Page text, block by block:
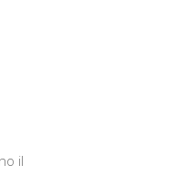
il